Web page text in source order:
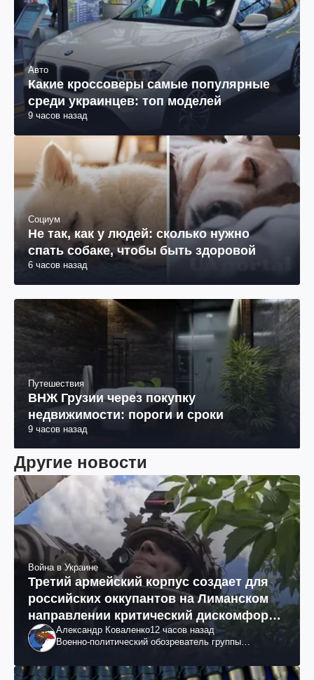
Авто
Какие кроссоверы самые популярные
среди украинцев: топ моделей
9 часов назад
Социум
Не так, как у людей: сколько нужно
спать собаке, чтобы быть здоровой
6 часов назад
Путешествия
ВНЖ Грузии через покупку
недвижимости: пороги и сроки
9 часов назад
Другие новости
Война в Украине
Третий армейский корпус создает для
российских оккупантов на Лиманском
направлении критический дискомфорт:
как это удалось
Александр Коваленко12 часов назад
Военно-политический обозреватель группы